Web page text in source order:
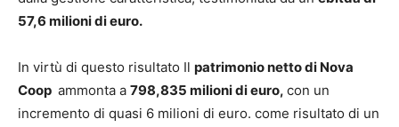
57,6 milioni di euro.
In virtù di questo risultato Il patrimonio netto di Nova
Coop ammonta a 798,835 milioni di euro, con un
incremento di quasi 6 milioni di euro. come risultato di un